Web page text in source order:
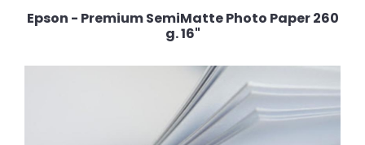
Epson - Premium SemiMatte Photo Paper 260
g. 16"